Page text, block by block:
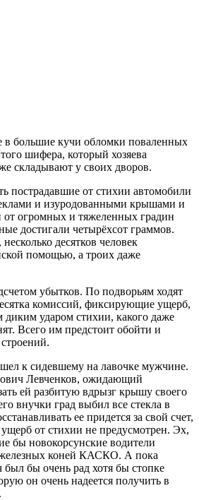
в большие кучи обломки поваленных
шифера, который хозяева
складывают у своих дворов.
пострадавшие от стихии автомобили
и изуродованными крышами и
от огромных и тяжеленных градин
достигали четырёхсот граммов.
десятков человек
помощью, а троих даже
убытков. По подворьям ходят
комиссий, фиксирующие ущерб,
ударом стихии, какого даже
Всего им предстоит обойти и
к сидевшему на лавочке мужчине.
Левченков, ожидающий
ей разбитую вдрызг крышу своего
внучки град выбил все стекла в
ее придется за свой счет,
от стихии не предусмотрен. Эх,
бы новокорсунские водители
коней КАСКО. А пока
бы очень рад хотя бы стопке
он очень надеется получить в